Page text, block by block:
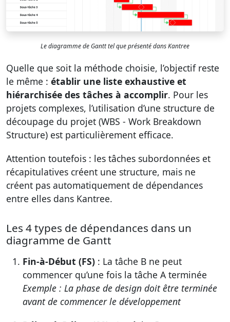
Le diagramme de Gantt tel que présenté dans Kantree
Quelle que soit la méthode choisie, l’objectif reste
le même : établir une liste exhaustive et
hiérarchisée des tâches à accomplir. Pour les
projets complexes, l’utilisation d’une structure de
découpage du projet (WBS - Work Breakdown
Structure) est particulièrement efficace.
Attention toutefois : les tâches subordonnées et
récapitulatives créent une structure, mais ne
créent pas automatiquement de dépendances
entre elles dans Kantree.
Les 4 types de dépendances dans un
diagramme de Gantt
Fin-à-Début (FS) : La tâche B ne peut
commencer qu’une fois la tâche A terminée
Exemple : La phase de design doit être terminée
avant de commencer le développement